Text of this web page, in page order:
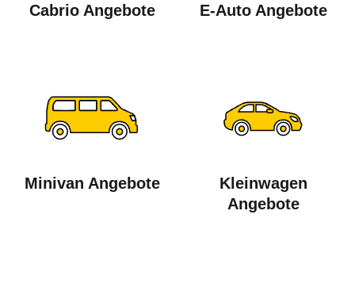
Cabrio Angebote E-Auto Angebote
Minivan Angebote
Kleinwagen
Angebote